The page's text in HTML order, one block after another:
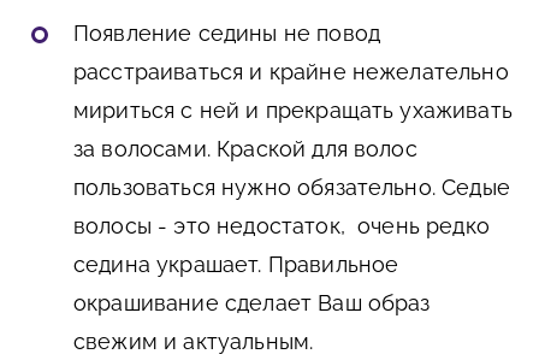
Появление седины не повод
расстраиваться и крайне нежелательно
мириться с ней и прекращать ухаживать
за волосами. Краской для волос
пользоваться нужно обязательно. Седые
волосы - это недостаток, очень редко
седина украшает. Правильное
окрашивание сделает Ваш образ
свежим и актуальным.